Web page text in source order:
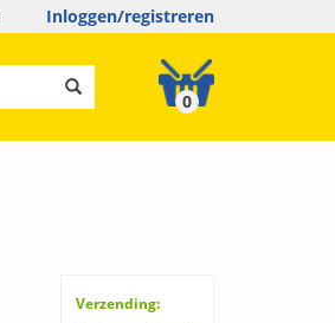
Inloggen/registreren
0
Verzending: